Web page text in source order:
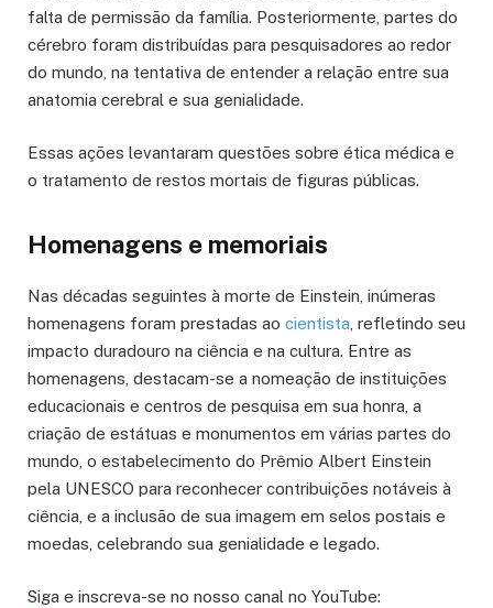
falta de permissão da família. Posteriormente, partes do
cérebro foram distribuídas para pesquisadores ao redor
do mundo, na tentativa de entender a relação entre sua
anatomia cerebral e sua genialidade.
Essas ações levantaram questões sobre ética médica e
o tratamento de restos mortais de figuras públicas.
Homenagens e memoriais
Nas décadas seguintes à morte de Einstein, inúmeras
homenagens foram prestadas ao cientista , refletindo seu
impacto duradouro na ciência e na cultura. Entre as
homenagens, destacam-se a nomeação de instituições
educacionais e centros de pesquisa em sua honra, a
criação de estátuas e monumentos em várias partes do
mundo, o estabelecimento do Prêmio Albert Einstein
pela UNESCO para reconhecer contribuições notáveis à
ciência, e a inclusão de sua imagem em selos postais e
moedas, celebrando sua genialidade e legado.
Siga e inscreva-se no nosso canal no YouTube: